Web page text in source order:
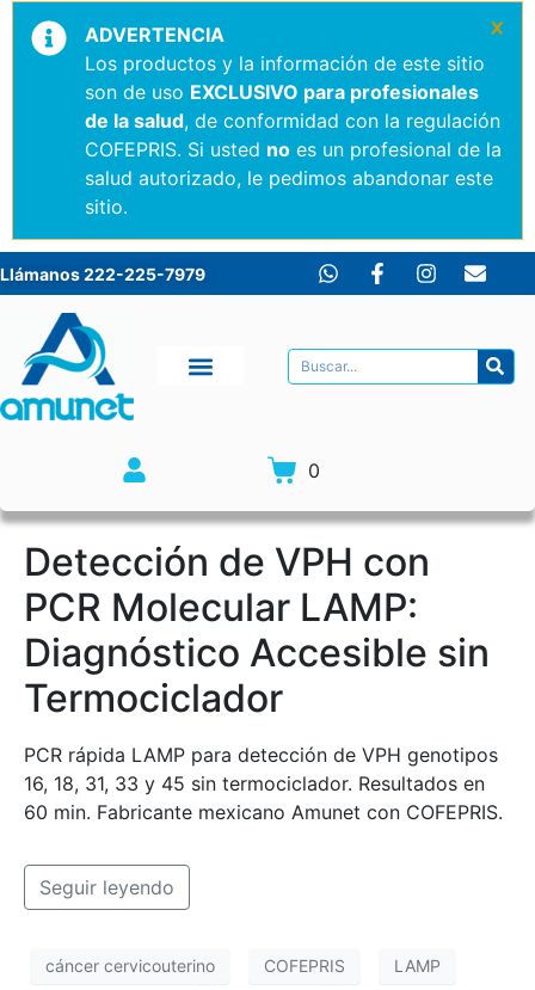
ADVERTENCIA
Los productos y la información de este sitio
son de uso EXCLUSIVO para profesionales
de la salud, de conformidad con la regulación
COFEPRIS. Si usted no es un profesional de la
salud autorizado, le pedimos abandonar este
sitio.
×
Llámanos 222-225-7979
0
Detección de VPH con
PCR Molecular LAMP:
Diagnóstico Accesible sin
Termociclador
PCR rápida LAMP para detección de VPH genotipos
16, 18, 31, 33 y 45 sin termociclador. Resultados en
60 min. Fabricante mexicano Amunet con COFEPRIS.
Seguir leyendo
cáncer cervicouterino COFEPRIS LAMP